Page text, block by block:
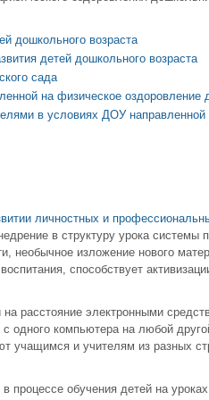
дошкольного возраста
детей дошкольного возраста
сада
на физическое оздоровление
в условиях ДОУ
личностных и
в структуру урока системы
необычное изложение нового
способствует
расстояние электронными
одного компьютера на любой
учащимся и учителям из разных
процессе обучения детей на